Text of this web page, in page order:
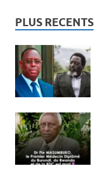
PLUS RECENTS